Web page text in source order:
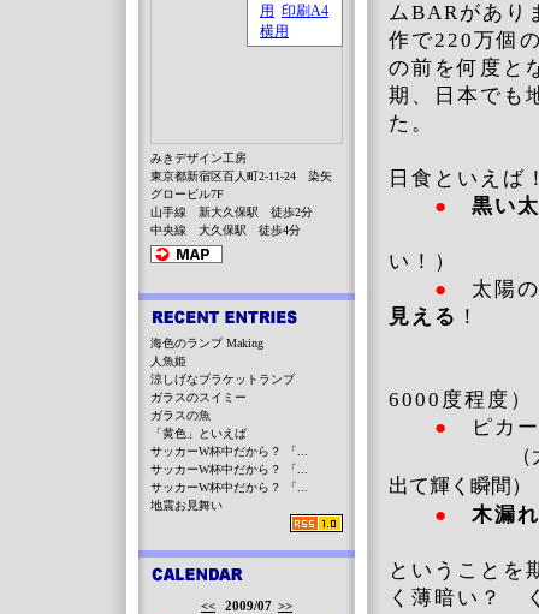
ムBARがあり
作で220万個
の前を何度と
期、日本で
た。
日食といえば
● 黒い
い！）
● 太陽
見える ！
6000度程度）
●
ピカ
（太陽がす
出て輝く瞬間）
● 木漏
ということを
く薄暗い？
みきデザイン工房
東京都新宿区百人町2-11-24 染矢
グロービル7F
山手線 新大久保駅 徒歩2分
中央線 大久保駅 徒歩4分
海色のランプ Making
人魚姫
涼しげなブラケットランプ
ガラスのスイミー
ガラスの魚
「黄色」といえば
サッカーW杯中だから？ 「...
サッカーW杯中だから？ 「...
サッカーW杯中だから？ 「...
地震お見舞い
<< 2009/07 >>